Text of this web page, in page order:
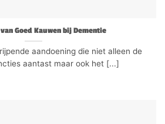
Goed Kauwen bij Dementie
aandoening die niet alleen de
aantast maar ook het [...]